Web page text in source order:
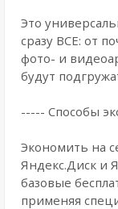
Это
сразу ВСЕ: от
фото- и
будут
----- Способы
Экономить на
Яндекс.Диск и
базовые
применяя